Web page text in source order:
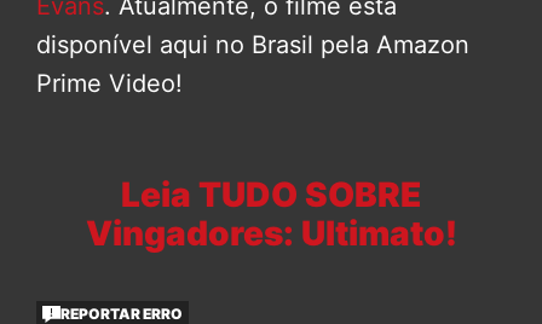
Evans. Atualmente, o filme está
disponível aqui no Brasil pela Amazon
Prime Video!
Leia TUDO SOBRE
Vingadores: Ultimato!
REPORTAR ERRO